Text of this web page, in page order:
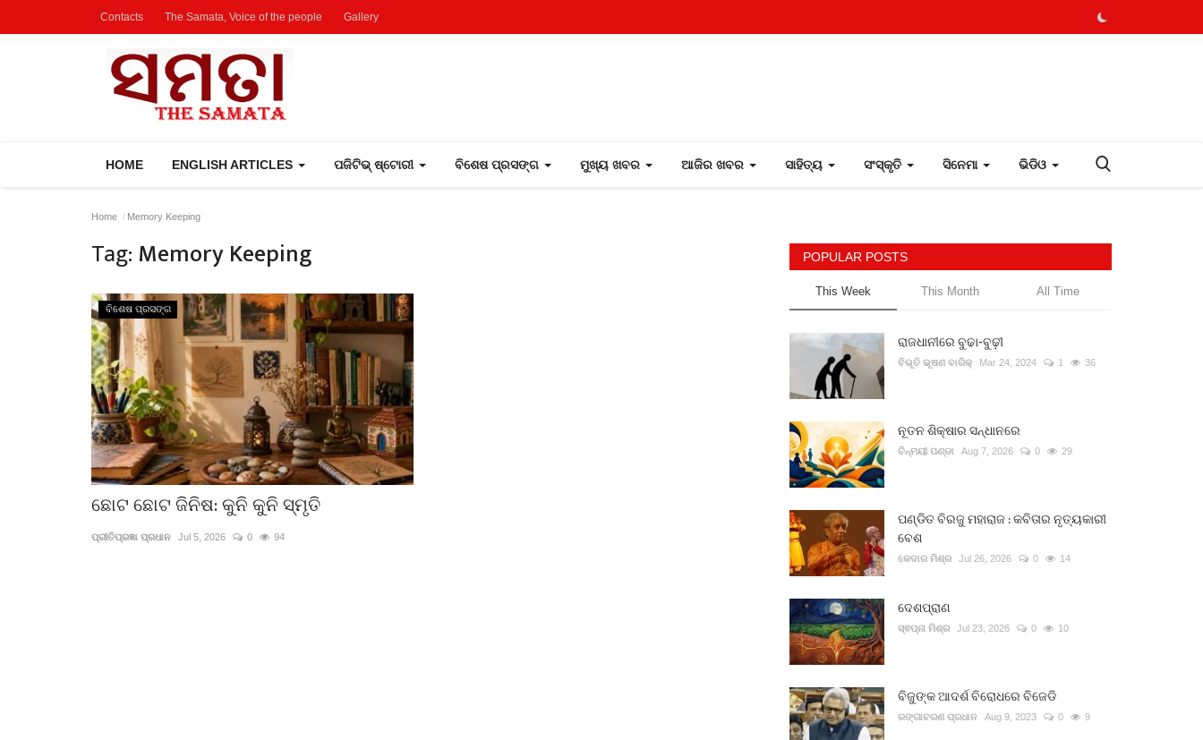
Contacts The Samata, Voice of the people Gallery
HOME ENGLISH ARTICLES ପଜିଟିଭ୍ ଷ୍ଟୋରୀ ବିଶେଷ ପ୍ରସଙ୍ଗ ମୁଖ୍ୟ ଖବର ଆଜିର ଖବର ସାହିତ୍ୟ ସଂସ୍କୃତି ସିନେମା ଭିଡିଓ
Home Memory Keeping
Tag: Memory Keeping
ବିଶେଷ ପ୍ରସଙ୍ଗ
ଛୋଟ ଛୋଟ ଜିନିଷ: କୁନି କୁନି ସ୍ମୃତି
ପ୍ରୀତିପ୍ରଜ୍ଞା ପ୍ରଧାନ Jul 5, 2026 0 94
POPULAR POSTS
This Week This Month All Time
ରାଜଧାନୀରେ ବୁଢା-ବୁଢ଼ୀ
ବିଭୂତି ଭୂଷଣ ବାରିକ୍ Mar 24, 2024 1 36
ନୂତନ ଶିକ୍ଷାର ସନ୍ଧାନରେ
ଚିନ୍ମୟୀ ପଣ୍ଡା Aug 7, 2026 0 29
ପଣ୍ଡିତ ବିରଜୁ ମହାରାଜ : କବିତାର ନୃତ୍ୟକାରୀ
ବେଶ
କେଦାର ମିଶ୍ର Jul 26, 2026 0 14
ଦେଶପ୍ରାଣ
ସ୍ଵପ୍ନା ମିଶ୍ର Jul 23, 2026 0 10
ବିଜୁଙ୍କ ଆଦର୍ଶ ବିରୋଧରେ ବିଜେଡି
ରଙ୍ଗାଚରଣ ପ୍ରଧାନ Aug 9, 2023 0 9